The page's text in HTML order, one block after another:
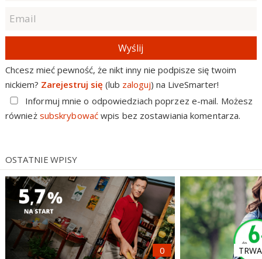
Wyślij
Chcesz mieć pewność, że nikt inny nie podpisze się twoim
nickiem? Zarejestruj się (lub zaloguj) na LiveSmarter!
Informuj mnie o odpowiedziach poprzez e-mail. Możesz
również subskrybowaćwpis bez zostawiania komentarza.
OSTATNIE WPISY